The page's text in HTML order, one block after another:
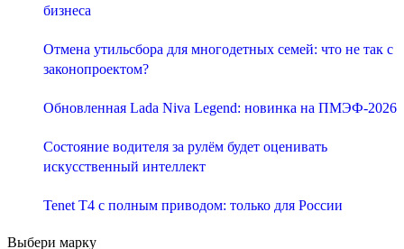
бизнеса
Отмена утильсбора для многодетных семей: что не так с
законопроектом?
Обновленная Lada Niva Legend: новинка на ПМЭФ-2026
Состояние водителя за рулём будет оценивать
искусственный интеллект
Tenet T4 с полным приводом: только для России
Выбери марку